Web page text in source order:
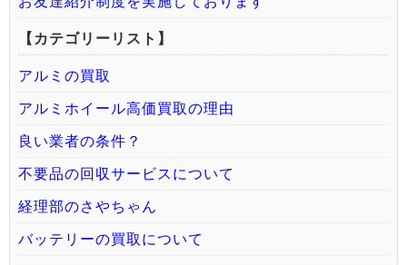
【カテゴリーリスト】
アルミの買取
アルミホイール高価買取の理由
良い業者の条件？
不要品の回収サービスについて
経理部のさやちゃん
バッテリーの買取について